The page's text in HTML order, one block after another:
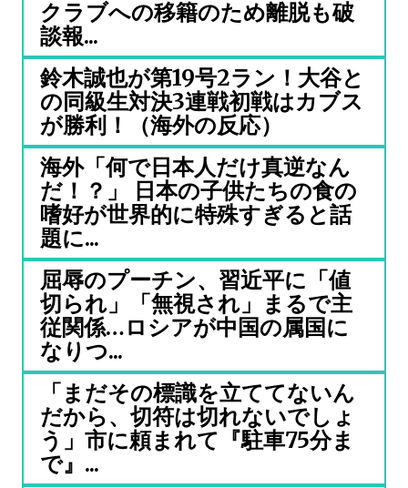
クラブへの移籍のため離脱も破
談報...
鈴木誠也が第19号2ラン！大谷と
の同級生対決3連戦初戦はカブス
が勝利！（海外の反応）
海外「何で日本人だけ真逆なん
だ！？」 日本の子供たちの食の
嗜好が世界的に特殊すぎると話
題に...
屈辱のプーチン、習近平に「値
切られ」「無視され」まるで主
従関係…ロシアが中国の属国に
なりつ...
「まだその標識を立ててないん
だから、切符は切れないでしょ
う」市に頼まれて『駐車75分ま
で』...